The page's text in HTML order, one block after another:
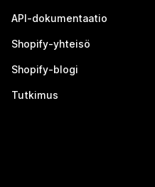
API-dokumentaatio
Shopify-yhteisö
Shopify-blogi
Tutkimus